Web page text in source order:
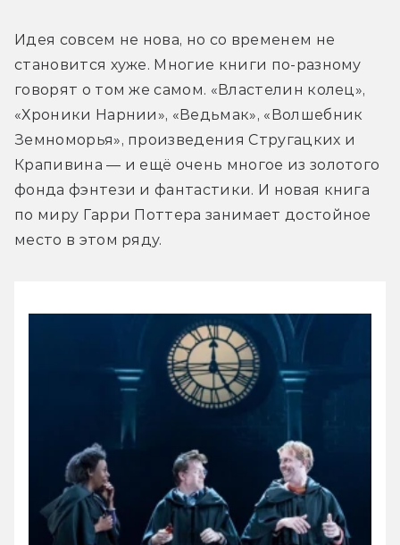
Идея совсем не нова, но со временем не
становится хуже. Многие книги по-разному
говорят о том же самом. «Властелин колец»,
«Хроники Нарнии», «Ведьмак», «Волшебник
Земноморья», произведения Стругацких и
Крапивина — и ещё очень многое из золотого
фонда фэнтези и фантастики. И новая книга
по миру Гарри Поттера занимает достойное
место в этом ряду.